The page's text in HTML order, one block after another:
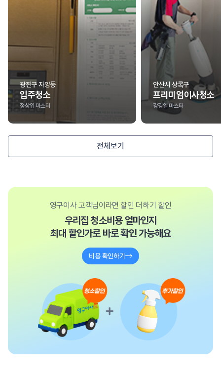
광진구 자양동
입주청소
정상엽 마스터
안산시 상록구
프리미엄이사청소
강경일 마스터
전체보기
영구이사 고객님이라면 할인 더하기 할인
우리집 청소비용 얼마인지
최대 할인가로 바로 확인 가능해요
비용 확인하기